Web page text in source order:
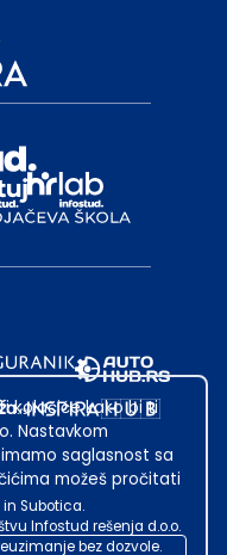
in Subotica.
Infostud rešenja d.o.o.
bez dozvole.
kolačiće kako bi ti
Nastavkom
saglasnost sa
možeš pročitati